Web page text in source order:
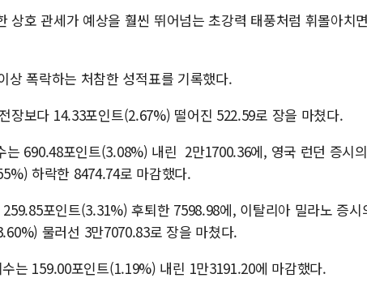
폭염에 車
李대통령,
상호 관세가 예상을 훨씬 뛰어넘는 초강력 태풍처럼 휘몰아치
폭락하는 처참한 성적표를 기록했다.
장보다 14.33포인트(2.67%) 떨어진 522.59로 장을 마쳤다.
는 690.48포인트(3.08%) 내린 2만1700.36에, 영국 런던 증시의
하락한 8474.74로 마감했다.
포인트(3.31%) 후퇴한 7598.98에, 이탈리아 밀라노 증시
물러선 3만7070.83로 장을 마쳤다.
는 159.00포인트(1.19%) 내린 1만3191.20에 마감했다.